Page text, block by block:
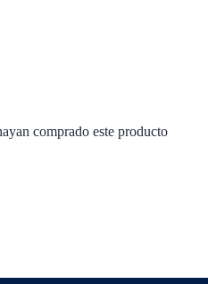
comprado este producto